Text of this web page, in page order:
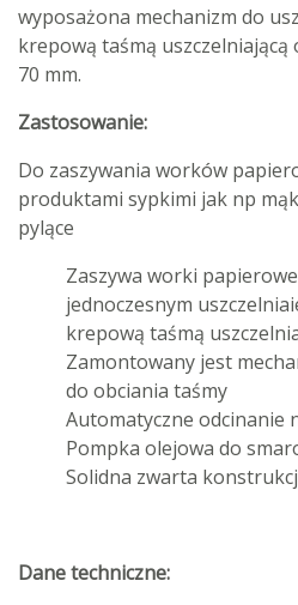
wyposażona mechanizm do
krepową taśmą uszczelniającą
70 mm.
Zastosowanie:
Do zaszywania worków
produktami sypkimi jak np
pylące
Zaszywa worki
jednoczesnym
krepową taśmą
Zamontowany jest
do obciania taśmy
Automatyczne odcinanie
Pompka olejowa do
Solidna zwarta
Dane techniczne: